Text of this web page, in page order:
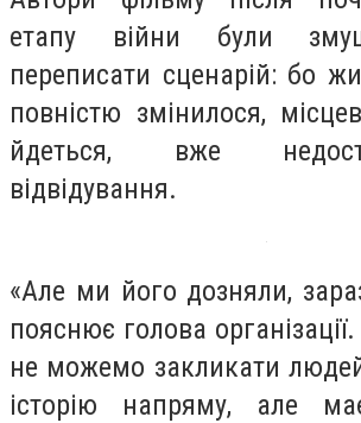
етапу війни були
переписати сценарій: бо
повністю змінилося,
йдеться, вже
відвідування.
«Але ми його дозняли,
пояснює голова
не можемо закликати
історію напряму, але